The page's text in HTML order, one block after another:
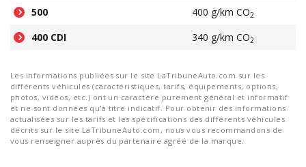
500 400 g/km CO2
400 CDI 340 g/km CO2
Les informations publiées sur le site LaTribuneAuto.com sur les
différents véhicules (caractéristiques, tarifs, équipements, options,
photos, vidéos, etc.) ont un caractère purement général et informatif
et ne sont données qu'à titre indicatif. Pour obtenir des informations
actualisées sur les tarifs et les spécifications des différents véhicules
décrits sur le site LaTribuneAuto.com, nous vous recommandons de
vous renseigner auprès du partenaire agréé de la marque.